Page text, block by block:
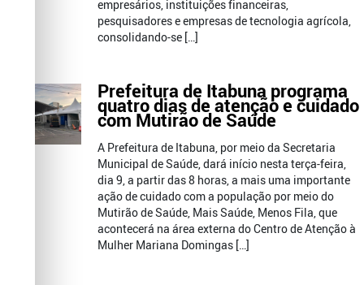
empresários, instituições financeiras,
pesquisadores e empresas de tecnologia agrícola,
consolidando-se […]
Prefeitura de Itabuna programa
quatro dias de atenção e cuidado
com Mutirão de Saúde
A Prefeitura de Itabuna, por meio da Secretaria
Municipal de Saúde, dará início nesta terça-feira,
dia 9, a partir das 8 horas, a mais uma importante
ação de cuidado com a população por meio do
Mutirão de Saúde, Mais Saúde, Menos Fila, que
acontecerá na área externa do Centro de Atenção à
Mulher Mariana Domingas […]